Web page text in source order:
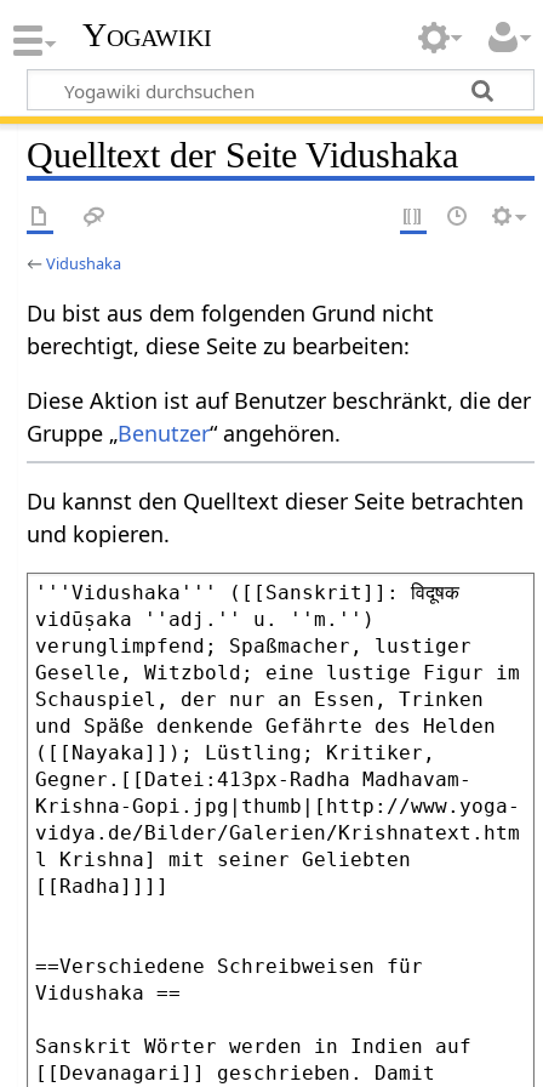
Yogawiki
Quelltext der Seite Vidushaka
←Vidushaka
Du bist aus dem folgenden Grund nicht
berechtigt, diese Seite zu bearbeiten:
Diese Aktion ist auf Benutzer beschränkt, die der
Gruppe „Benutzer“ angehören.
Du kannst den Quelltext dieser Seite betrachten
und kopieren.